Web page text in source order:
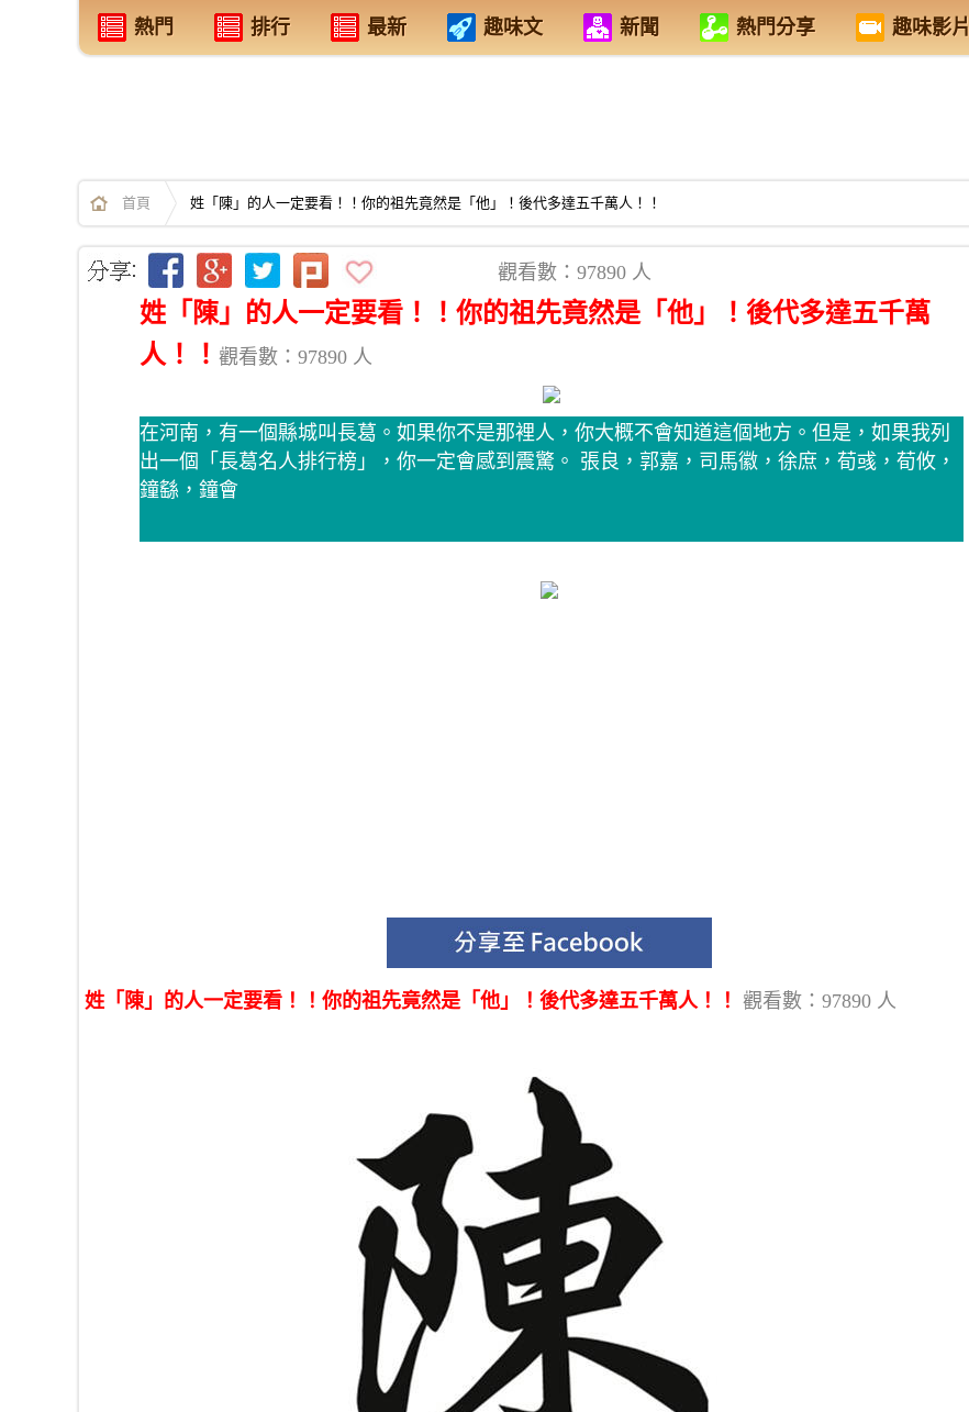
熱門 排行 最新 趣味文 新聞 熱門分享 趣味影片
首頁 姓「陳」的人一定要看！！你的祖先竟然是「他」！後代多達五千萬人！！
觀看數：97890 人
姓「陳」的人一定要看！！你的祖先竟然是「他」！後代多達五千萬
人！！ 觀看數：97890 人
在河南，有一個縣城叫長葛。如果你不是那裡人，你大概不會知道這個地方。但是，如果我列
出一個「長葛名人排行榜」，你一定會感到震驚。 張良，郭嘉，司馬徽，徐庶，荀彧，荀攸，
鐘繇，鐘會
姓「陳」的人一定要看！！你的祖先竟然是「他」！後代多達五千萬人！！ 觀看數：97890 人